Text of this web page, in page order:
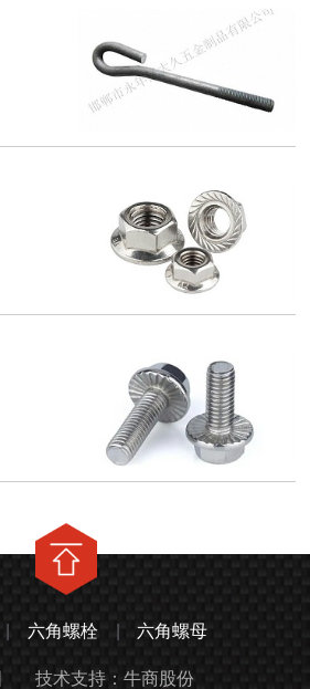
六角螺栓 六角螺母
技术支持：牛商股份